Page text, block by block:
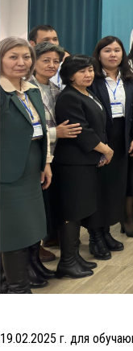
19.02.2025 г. для